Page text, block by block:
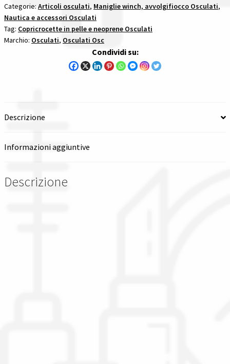
Wishlist
Checkout
S
copricrocette
in
pelle
Categorie: Articoli osculati, Maniglie winch, avvolgifiocco Osculati,
Nautica e accessori Osculati
Tag: Copricrocette in pelle e neoprene Osculati
Marchio: Osculati, Osculati Osc
Condividi su:
Descrizione
Informazioni aggiuntive
Descrizione